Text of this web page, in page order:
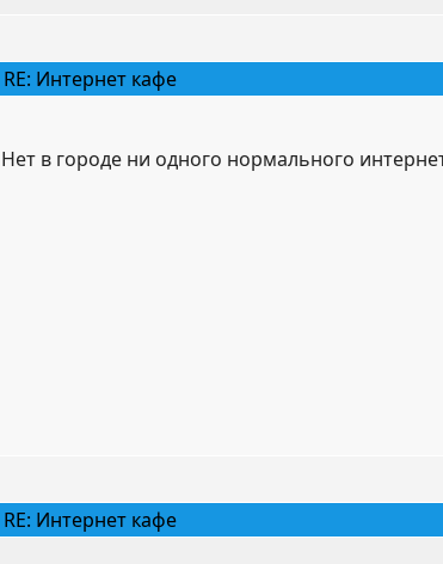
RE: Интернет кафе
Нет в городе ни одного нормального
RE: Интернет кафе